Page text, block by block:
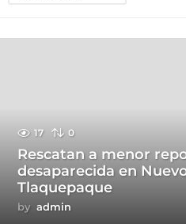
17 0
Rescatan a menor
desaparecida en
Tlaquepaque
by admin